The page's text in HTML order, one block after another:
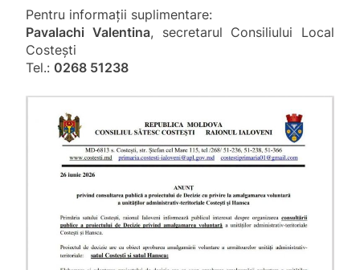
Pentru informații suplimentare:
Pavalachi Valentina, secretarul Consiliului Local
Costești
Tel.: 0268 51238